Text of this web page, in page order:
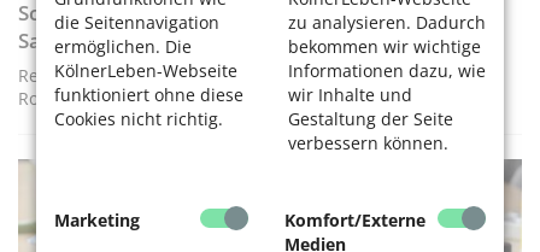
die Seitennavigation
ermöglichen. Die
KölnerLeben-Webseite
funktioniert ohne diese
Cookies nicht richtig.
zu analysieren. Dadurch
bekommen wir wichtige
Informationen dazu, wie
wir Inhalte und
Gestaltung der Seite
verbessern können.
Marketing
Komfort/Externe
Medien
Schönste Tropfsteinhöhle: die Atta-Höhle im
Sauerland
Reisetipp: Tropfsteinhöhle im Naturpark Sauerland-
Rothaargebirge